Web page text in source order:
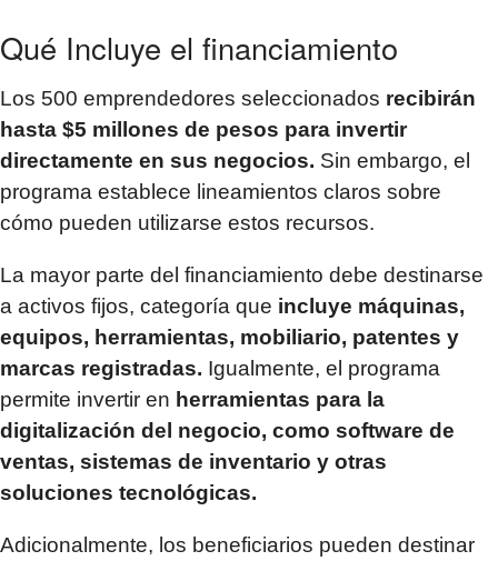
Qué Incluye el financiamiento
Los 500 emprendedores seleccionados recibirán
hasta $5 millones de pesos para invertir
directamente en sus negocios. Sin embargo, el
programa establece lineamientos claros sobre
cómo pueden utilizarse estos recursos.
La mayor parte del financiamiento debe destinarse
a activos fijos, categoría que incluye máquinas,
equipos, herramientas, mobiliario, patentes y
marcas registradas. Igualmente, el programa
permite invertir en herramientas para la
digitalización del negocio, como software de
ventas, sistemas de inventario y otras
soluciones tecnológicas.
Adicionalmente, los beneficiarios pueden destinar